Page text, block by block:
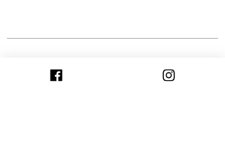
SUBSCRIBE TO THE NEWSLETTER |
TILAA UUTISKIRJE | ニュースレタ